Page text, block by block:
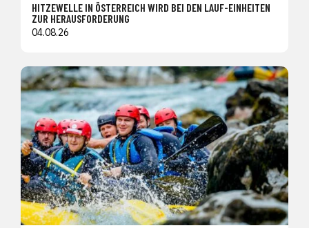
HITZEWELLE IN ÖSTERREICH WIRD BEI DEN LAUF-EINHEITEN
ZUR HERAUSFORDERUNG
04.08.26